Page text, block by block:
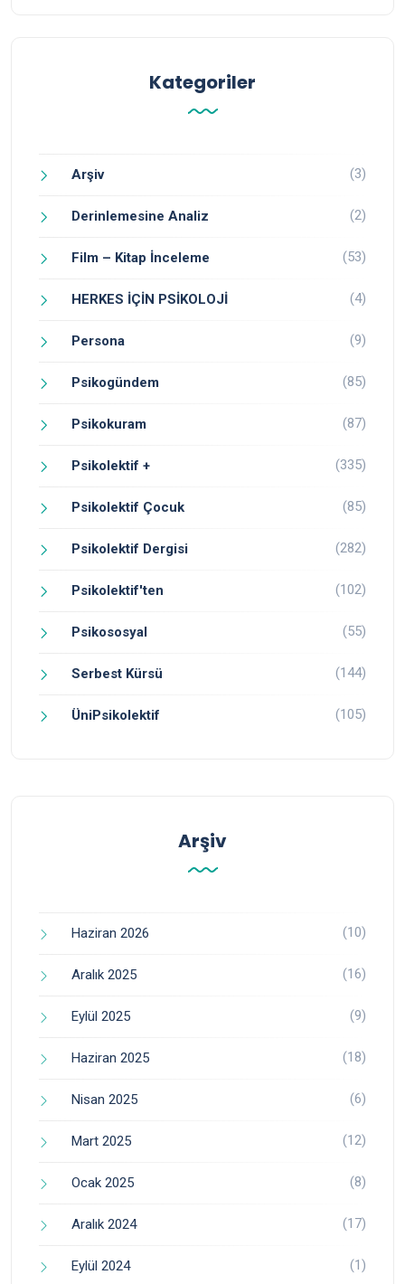
Kategoriler
Arşiv (3)
Derinlemesine Analiz (2)
Film – Kitap İnceleme (53)
HERKES İÇİN PSİKOLOJİ (4)
Persona (9)
Psikogündem (85)
Psikokuram (87)
Psikolektif + (335)
Psikolektif Çocuk (85)
Psikolektif Dergisi (282)
Psikolektif'ten (102)
Psikososyal (55)
Serbest Kürsü (144)
ÜniPsikolektif (105)
Arşiv
Haziran 2026 (10)
Aralık 2025 (16)
Eylül 2025 (9)
Haziran 2025 (18)
Nisan 2025 (6)
Mart 2025 (12)
Ocak 2025 (8)
Aralık 2024 (17)
Eylül 2024 (1)